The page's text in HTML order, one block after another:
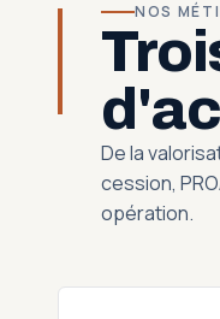
NOS
De la
cession,
opération.